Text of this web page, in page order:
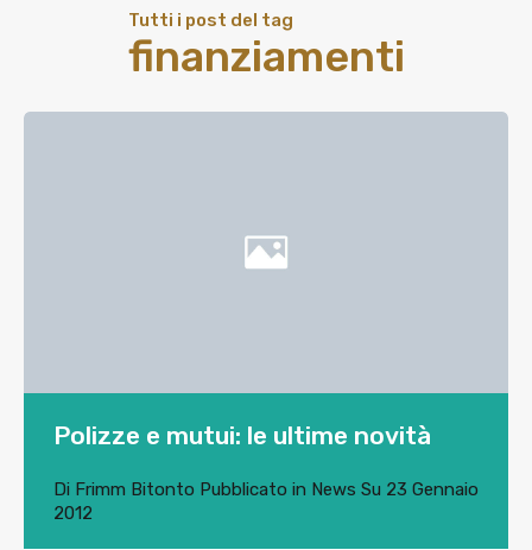
Tutti i post del tag
finanziamenti
Polizze e mutui: le ultime novità
Di Frimm Bitonto Pubblicato in News Su 23 Gennaio
2012